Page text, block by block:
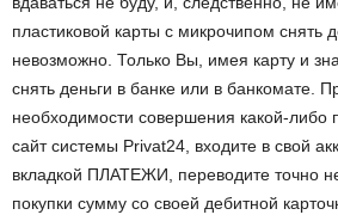
пластиковой карты с микрочипом снять
невозможно. Только Вы, имея карту и
снять деньги в банке или в банкомате.
необходимости совершения какой-либо
сайт системы Privat24, входите в свой
вкладкой ПЛАТЕЖИ, переводите точно
покупки сумму со своей дебитной